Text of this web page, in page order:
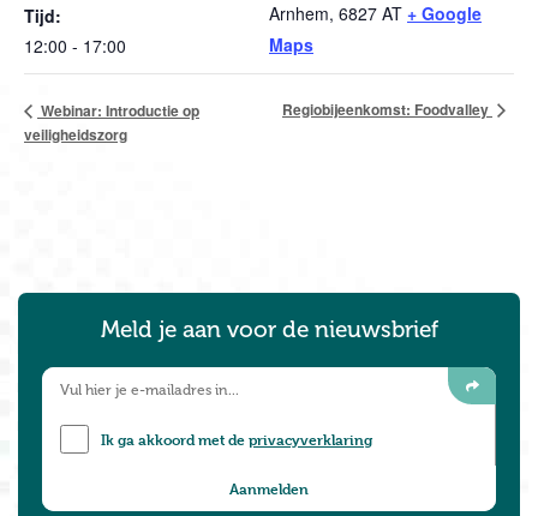
Tijd:
12:00 - 17:00
Arnhem, 6827 AT + Google
Maps
Webinar: Introductie op
veiligheidszorg
Regiobijeenkomst: Foodvalley
Meld je aan voor de nieuwsbrief
Ik ga akkoord met deprivacyverklaring